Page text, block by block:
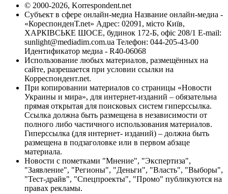
© 2000-2026, Korrespondent.net
Субъект в сфере онлайн-медиа Название онлайн-медиа -
«КореспонденТ.net» Адрес: 02091, місто Київ,
ХАРКІВСЬКЕ ШОСЕ, будинок 172-Б, офіс 208/1 E-mail:
sunlight@mediadim.com.ua Телефон: 044-205-43-00
Идентификатор медиа - R40-06068
Использование любых материалов, размещённых на
сайте, разрешается при условии ссылки на
Корреспондент.net.
При копировании материалов со страницы «Новости
Украины и мира», для интернет-изданий – обязательна
прямая открытая для поисковых систем гиперссылка.
Ссылка должна быть размещена в независимости от
полного либо частичного использования материалов.
Гиперссылка (для интернет- изданий) – должна быть
размещена в подзаголовке или в первом абзаце
материала.
Новости с пометками "Мнение", "Экспертиза",
"Заявление", "Регионы", "Деньги", "Власть", "Выборы",
"Тест-драйв", "Спецпроекты", "Промо" публикуются на
правах рекламы.